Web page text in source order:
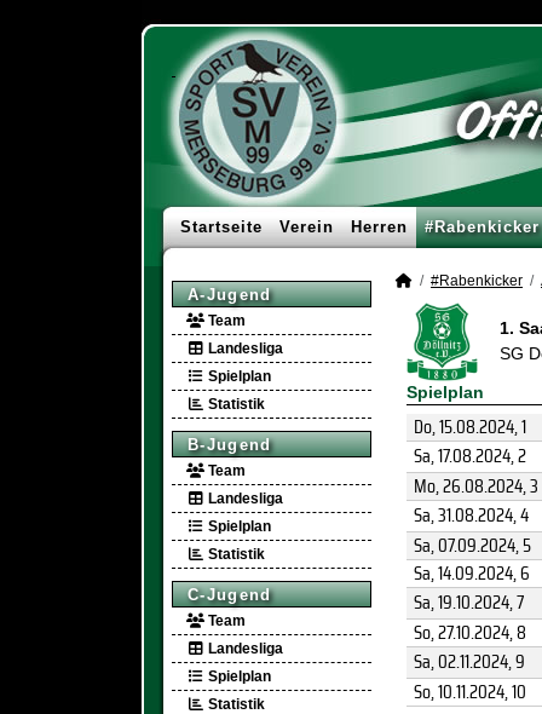
Startseite Verein Herren #Rabenkicker
A-Jugend
Team
Landesliga
Spielplan
Statistik
B-Jugend
Team
Landesliga
Spielplan
Statistik
C-Jugend
Team
Landesliga
Spielplan
Statistik
#Rabenkicker
1.
SG
Spielplan
Do, 15.08.2024, 1
Sa, 17.08.2024, 2
Mo, 26.08.2024, 3
Sa, 31.08.2024, 4
Sa, 07.09.2024, 5
Sa, 14.09.2024, 6
Sa, 19.10.2024, 7
So, 27.10.2024, 8
Sa, 02.11.2024, 9
So, 10.11.2024, 10